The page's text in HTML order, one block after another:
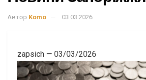
Автор Komo 03.03.2026
zapsich — 03/03/2026